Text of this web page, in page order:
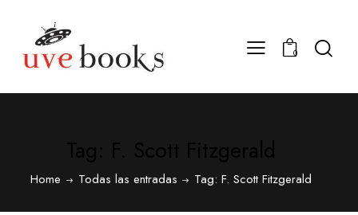
0
Home Todas las entradas Tag: F. Scott Fitzgerald